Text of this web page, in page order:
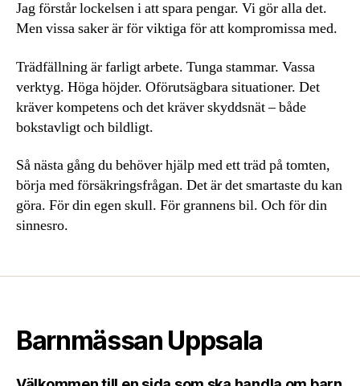
Jag förstår lockelsen i att spara pengar. Vi gör alla det.
Men vissa saker är för viktiga för att kompromissa med.
Trädfällning är farligt arbete. Tunga stammar. Vassa
verktyg. Höga höjder. Oförutsägbara situationer. Det
kräver kompetens och det kräver skyddsnät – både
bokstavligt och bildligt.
Så nästa gång du behöver hjälp med ett träd på tomten,
börja med försäkringsfrågan. Det är det smartaste du kan
göra. För din egen skull. För grannens bil. Och för din
sinnesro.
Barnmässan Uppsala